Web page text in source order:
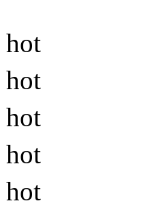
hot
hot
hot
hot
hot